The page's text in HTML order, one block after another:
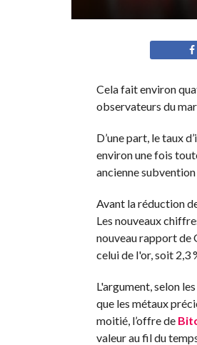
Cela fait environ
observateurs du
D’une part, le taux
environ une fois
ancienne
Avant la réduction
Les nouveaux
nouveau rapport de
celui de l'or, soit 2,3
L'argument, selon
que les métaux
moitié, l’offre de
valeur au fil du